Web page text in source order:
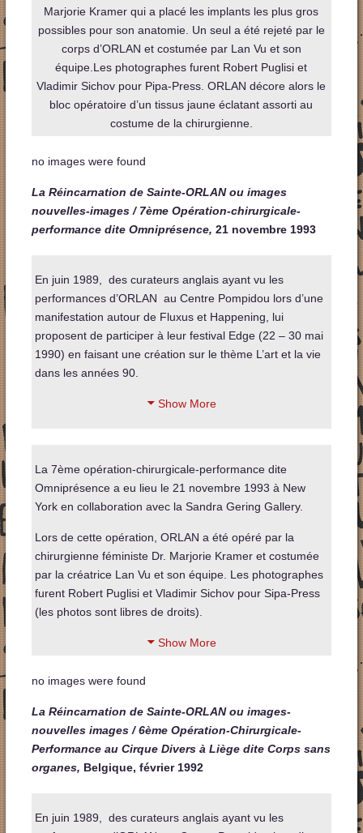
Marjorie Kramer qui a placé les implants les plus gros
possibles pour son anatomie. Un seul a été rejeté par le
corps d’ORLAN et costumée par Lan Vu et son
équipe. Les photographes furent Robert Puglisi et
Vladimir Sichov pour Pipa-Press.ORLAN décore alors le
bloc opératoire d’un tissus jaune éclatant assorti au
costume de la chirurgienne.
no images were found
La Réincarnation de Sainte-ORLAN ou images
nouvelles-images / 7ème Opération-chirurgicale-
performance dite Omniprésence, 21 novembre 1993
En juin 1989, des curateurs anglais ayant vu les
performances d’ORLAN au Centre Pompidou lors d’une
manifestation autour de Fluxus et Happening, lui
proposent de participer à leur festival Edge (22 – 30 mai
1990) en faisant une création sur le thème L’art et la vie
dans les années 90.
Show More
La 7ème opération-chirurgicale-performance dite
Omniprésence a eu lieu le 21 novembre 1993 à New
York en collaboration avec la Sandra Gering Gallery.
Lors de cette opération, ORLAN a été opéré par la
chirurgienne féministe Dr. Marjorie Kramer et costumée
par la créatrice Lan Vu et son équipe. Les photographes
furent Robert Puglisi et Vladimir Sichov pour Sipa-Press
(les photos sont libres de droits).
Show More
no images were found
La Réincarnation de Sainte-ORLAN ou images-
nouvelles images / 6ème Opération-Chirurgicale-
Performance au CirqueDiversà Liège dite Corps sans
organes, Belgique, février 1992
En juin 1989, des curateurs anglais ayant vu les